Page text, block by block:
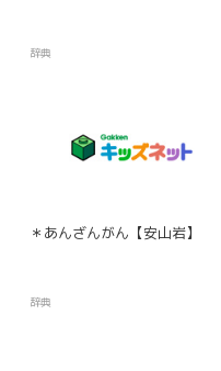
辞典
＊あんざんがん【安山岩】
辞典